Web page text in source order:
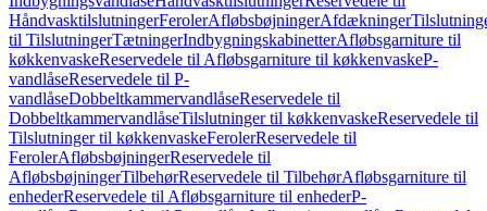
HåndvasktilslutningerFerolerAfløbsbøjningerAfdækninger
til TilslutningerTætningerIndbygningskabinetterAfløbsgarniture til
køkkenvaskeReservedele til Afløbsgarniture til køkkenvaskeP-
vandlåseReservedele til P-
vandlåseDobbeltkammervandlåseReservedele til
DobbeltkammervandlåseTilslutninger til køkkenvaskeReservedele til
Tilslutninger til køkkenvaskeFerolerReservedele til
FerolerAfløbsbøjningerReservedele til
AfløbsbøjningerTilbehørReservedele til TilbehørAfløbsgarniture til
enhederReservedele til Afløbsgarniture til enhederP-